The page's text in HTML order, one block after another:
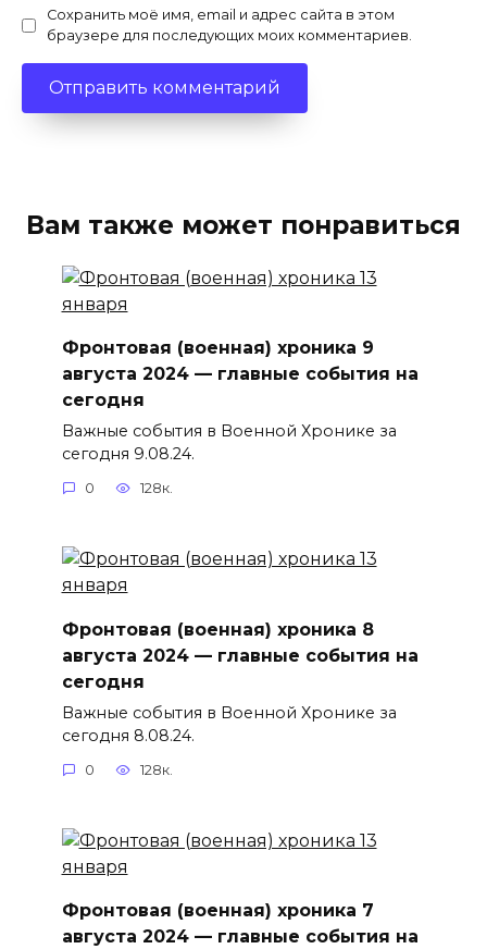
Сохранить моё имя, email и адрес сайта в этом
браузере для последующих моих комментариев.
Вам также может понравиться
Фронтовая (военная) хроника 9
августа 2024 — главные события на
сегодня
Важные события в Военной Хронике за
сегодня 9.08.24.
0 128к.
Фронтовая (военная) хроника 8
августа 2024 — главные события на
сегодня
Важные события в Военной Хронике за
сегодня 8.08.24.
0 128к.
Фронтовая (военная) хроника 7
августа 2024 — главные события на